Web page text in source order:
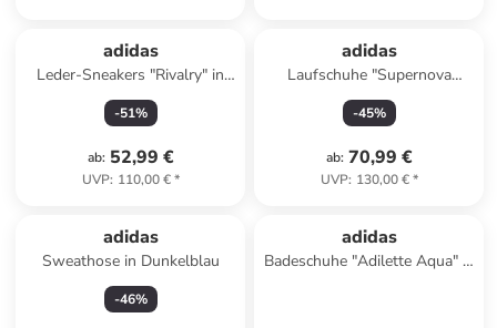
adidas
Leder-Sneakers "Rivalry" in
Weiß
-51%
ab: 52,99 €
UVP: 110,00 €*
adidas
Laufschuhe "Supernova
Comfortglide" in Grau
-45%
ab: 70,99 €
UVP: 130,00 €*
adidas
Sweathose in Dunkelblau
-46%
adidas
Badeschuhe "Adilette Aqua" in